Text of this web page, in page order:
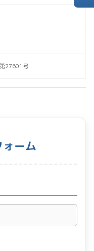
27601号
ォーム